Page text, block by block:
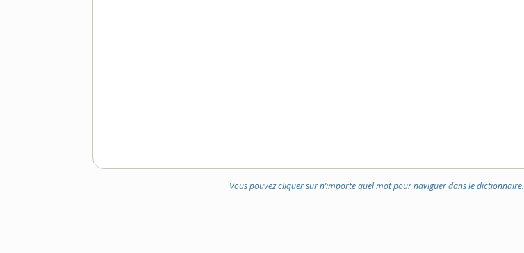
Vous pouvez cliquer sur n’importe quel mot pour naviguer dans le dictionnaire.